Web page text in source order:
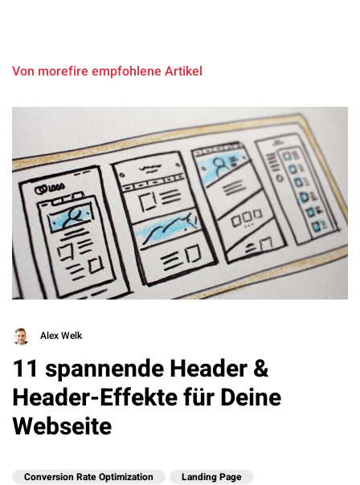
Von morefire empfohlene Artikel
Alex Welk
11 spannende Header &
Header-Effekte für Deine
Webseite
Conversion Rate Optimization Landing Page